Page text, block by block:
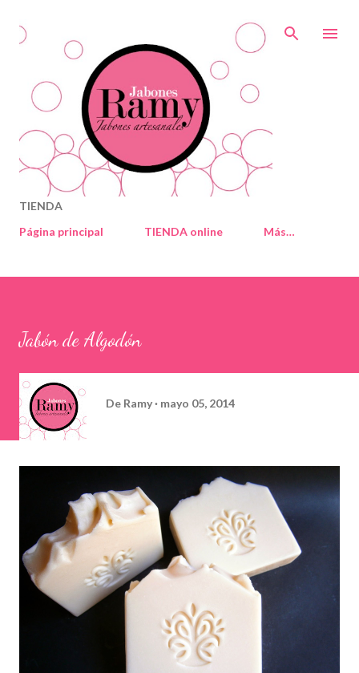
TIENDA
Página principal
TIENDA online Más…
Jabón de Algodón
De Ramy mayo 05, 2014